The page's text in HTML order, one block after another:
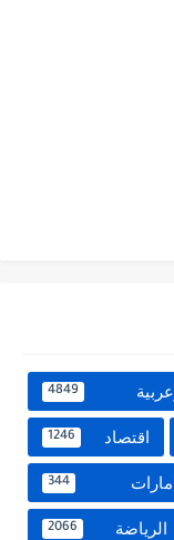
4849
اقتصاد 1246
344
الرياضة 2066